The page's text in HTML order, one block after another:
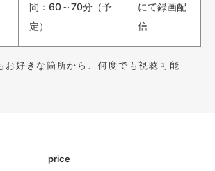
間：60～70分（予
定）
にて録画配
信
お好きな箇所から、何度でも視聴可能
price